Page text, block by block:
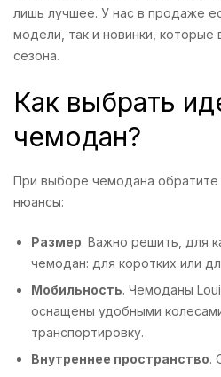
лишь лучшее. У нас в продаже
модели, так и новинки, которые
сезона.
Как выбрать
чемодан?
При выборе чемодана
нюансы:
Размер. Важно решить, для
чемодан: для коротких или
Мобильность. Чемоданы
оснащены удобными
транспортировку.
Внутреннее пространство.